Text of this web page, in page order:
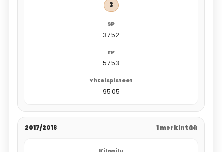
3
37.52
57.53
95.05
2017/2018 1 merkintää